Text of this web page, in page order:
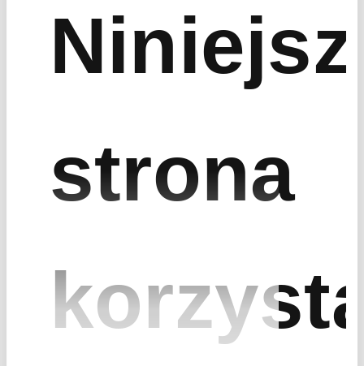
strona
przetwarzanie wpisanych danych osobowych przez Fracthon sp. z...
Więcej
* Pola wymagane